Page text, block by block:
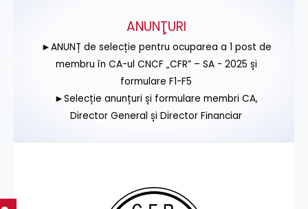
ANUNŢURI
►ANUNȚ de selecție pentru ocuparea a 1 post de
membru în CA-ul CNCF „CFR” – SA - 2025 și
formulare F1-F5
►Selecție anunțuri și formulare membri CA,
Director General și Director Financiar